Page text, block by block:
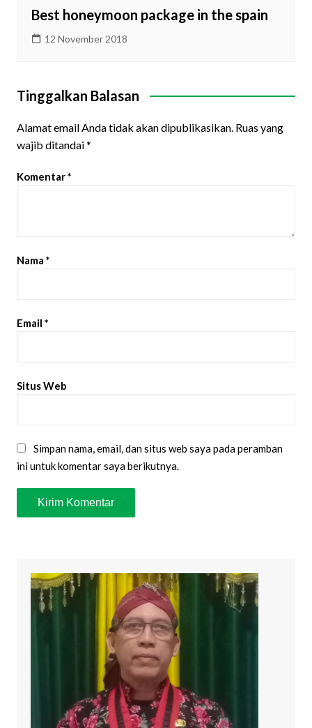
Best honeymoon package in the spain
12 November 2018
Tinggalkan Balasan
Alamat email Anda tidak akan dipublikasikan. Ruas yang
wajib ditandai*
Komentar*
Nama *
Email *
Situs Web
Simpan nama, email, dan situs web saya pada peramban
ini untuk komentar saya berikutnya.